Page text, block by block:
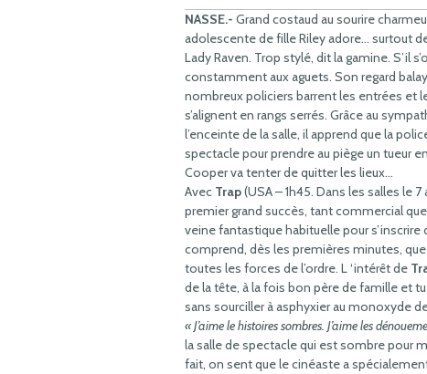
NASSE.- Grand costaud au sourire
adolescente de fille Riley adore… surtout
Lady Raven. Trop stylé, dit la gamine. S’il
constamment aux aguets. Son regard
nombreux policiers barrent les entrées et
s’alignent en rangs serrés. Grâce au
l’enceinte de la salle, il apprend que la
spectacle pour prendre au piège un tueur
Cooper va tenter de quitter les lieux…
Avec Trap(USA – 1h45. Dans les salles le
premier grand succès, tant commercial
veine fantastique habituelle pour
comprend, dès les premières minutes,
toutes les forces de l’ordre. L ‘intérêt de
de la tête, à la fois bon père de famille et
sans sourciller à asphyxier au monoxyde
« J’aime le histoires sombres. J’aime les
la salle de spectacle qui est sombre pour
fait, on sent que le cinéaste a